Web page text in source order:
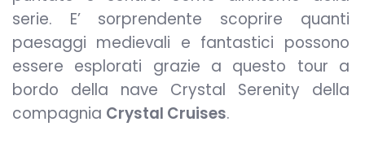
serie. E’ sorprendente scoprire quanti
paesaggi medievali e fantastici possono
essere esplorati grazie a questo tour a
bordo della nave Crystal Serenity della
compagnia Crystal Cruises.